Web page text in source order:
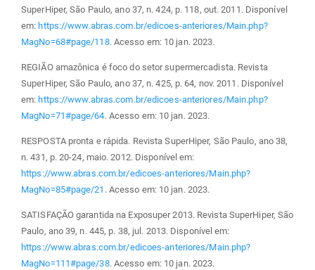
SuperHiper, São Paulo, ano 37, n. 424, p. 118, out. 2011. Disponível
em: https://www.abras.com.br/edicoes-anteriores/Main.php?
MagNo=68#page/118. Acesso em: 10 jan. 2023.
REGIÃO amazônica é foco do setor supermercadista. Revista
SuperHiper, São Paulo, ano 37, n. 425, p. 64, nov. 2011. Disponível
em: https://www.abras.com.br/edicoes-anteriores/Main.php?
MagNo=71#page/64. Acesso em: 10 jan. 2023.
RESPOSTA pronta e rápida. Revista SuperHiper, São Paulo, ano 38,
n. 431, p. 20-24, maio. 2012. Disponível em:
https://www.abras.com.br/edicoes-anteriores/Main.php?
MagNo=85#page/21 . Acesso em: 10 jan. 2023.
SATISFAÇÃO garantida na Exposuper 2013. Revista SuperHiper, São
Paulo, ano 39, n. 445, p. 38, jul. 2013. Disponível em:
https://www.abras.com.br/edicoes-anteriores/Main.php?
MagNo=111#page/38. Acesso em: 10 jan. 2023.